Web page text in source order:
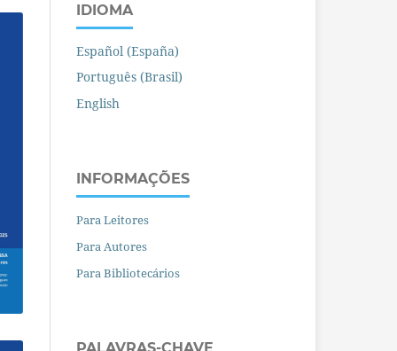
IDIOMA
Español (España)
Português (Brasil)
English
INFORMAÇÕES
Para Leitores
Para Autores
Para Bibliotecários